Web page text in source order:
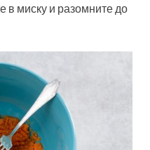
в миску и разомните до